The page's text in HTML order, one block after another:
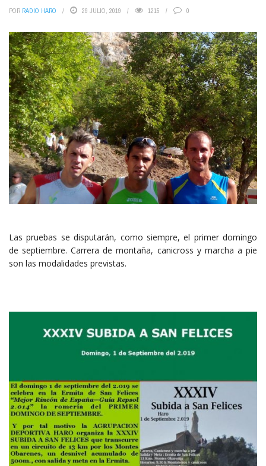
POR RADIO HARO 29 JULIO, 2019 1215 0
Las pruebas se disputarán, como siempre, el primer domingo
de septiembre. Carrera de montaña, canicross y marcha a pie
son las modalidades previstas.